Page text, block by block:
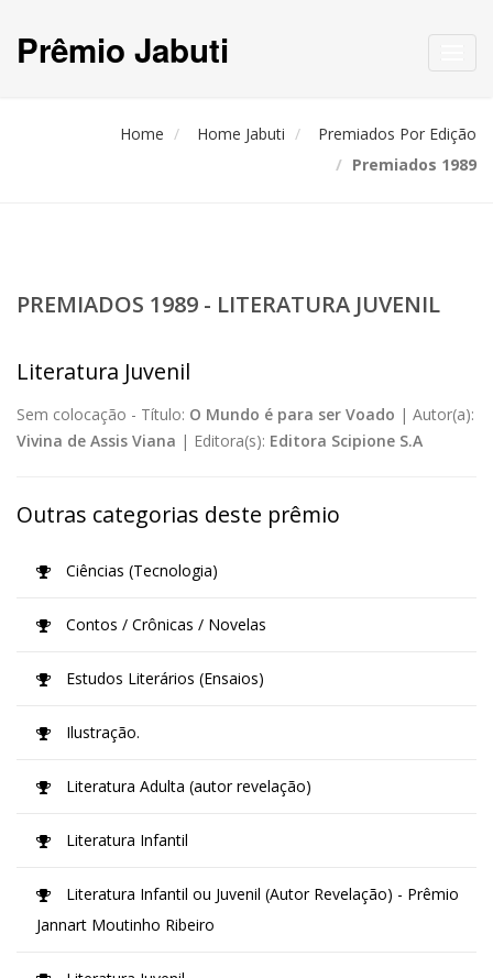
Prêmio Jabuti
Home Home Jabuti
Premiados Por Edição
Premiados 1989
PREMIADOS 1989 - LITERATURA JUVENIL
Literatura Juvenil
Sem colocação - Título: O Mundo é para ser Voado | Autor(a):
Vivina de Assis Viana | Editora(s): Editora Scipione S.A
Outras categorias deste prêmio
Ciências (Tecnologia)
Contos / Crônicas / Novelas
Estudos Literários (Ensaios)
Ilustração.
Literatura Adulta (autor revelação)
Literatura Infantil
Literatura Infantil ou Juvenil (Autor Revelação) - Prêmio
Jannart Moutinho Ribeiro